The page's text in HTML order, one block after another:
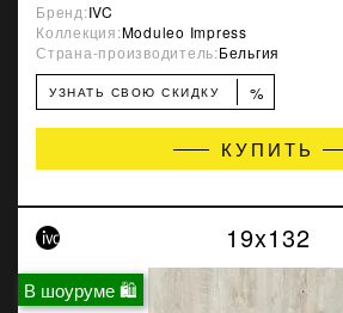
Бренд:IVC
Коллекция:Moduleo Impress
Страна-производитель:Бельгия
УЗНАТЬ СВОЮ СКИДКУ %
КУПИТЬ
В шоуруме 🛍
19x132